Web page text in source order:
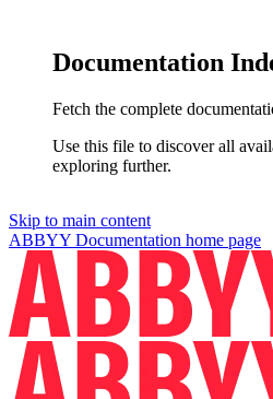
Documentation
Fetch the complete
Use this file to discover all
exploring further.
Skip to main content
ABBYY Documentation home page